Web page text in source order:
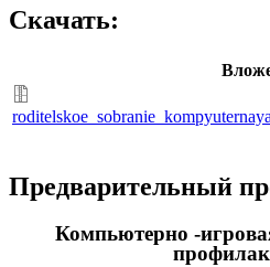
Скачать:
Предварительный
Компьютерно -